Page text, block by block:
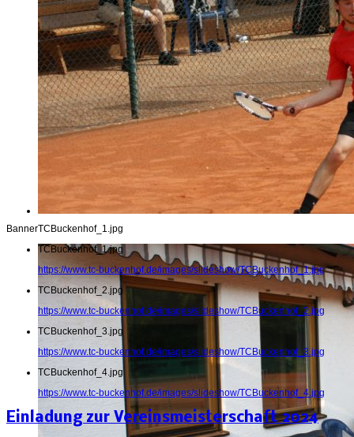
TCBuckenhof_1.jpg
Banner
TCBuckenhof_1.jpg
https://www.tc-buckenhof.de/images/slideshow/TCBuckenhof_1.jpg
TCBuckenhof_2.jpg
https://www.tc-buckenhof.de/images/slideshow/TCBuckenhof_2.jpg
TCBuckenhof_3.jpg
https://www.tc-buckenhof.de/images/slideshow/TCBuckenhof_3.jpg
TCBuckenhof_4.jpg
https://www.tc-buckenhof.de/images/slideshow/TCBuckenhof_4.jpg
Einladung zur Vereinsmeisterschaft 2024